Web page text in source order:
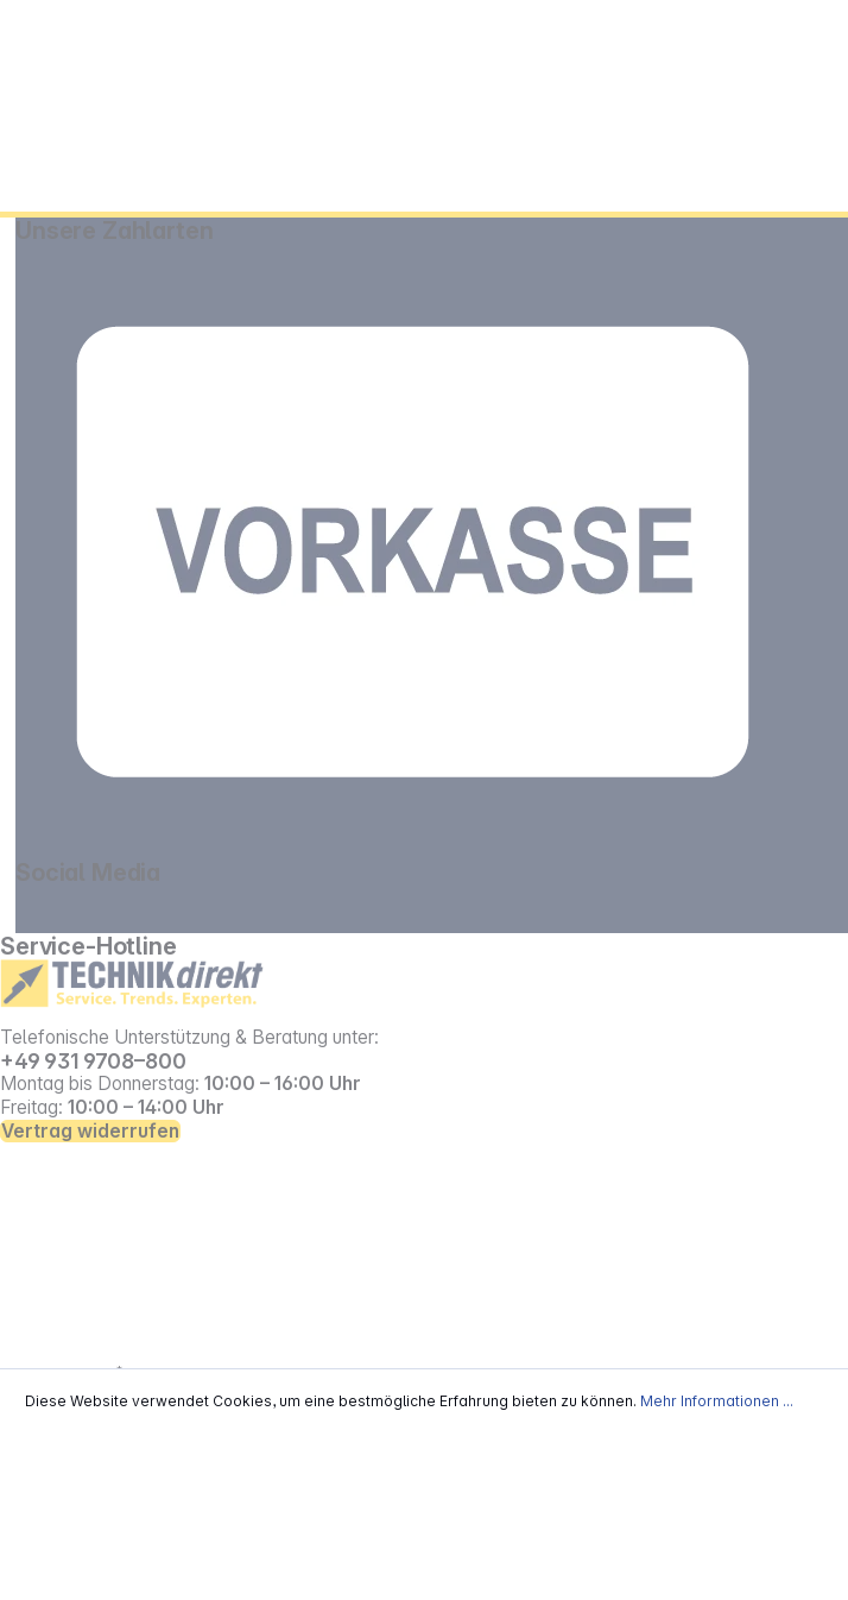
Service-Hotline
Telefonische Unterstützung & Beratung unter:
+49 931 9708–800
Montag bis Donnerstag: 10:00 – 16:00 Uhr
Freitag: 10:00 – 14:00 Uhr
Vertrag widerrufen
*Alle Preise inkl. gesetzl. Mehrwertsteuer zzgl.Versandkosten, wenn nicht anders beschrieben
**EVP = Empfohlener Verkaufspreis des Herstellers / Lieferanten.
Diese Website verwendet Cookies, um eine bestmögliche Erfahrung bieten zu können. Mehr Informationen ...